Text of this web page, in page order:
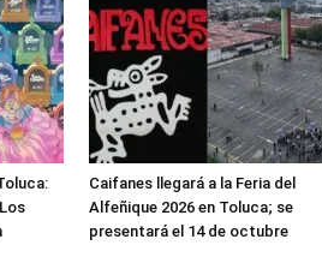
Caifanes llegará a la Feria del
Alfeñique 2026 en Toluca; se
presentará el 14 de octubre